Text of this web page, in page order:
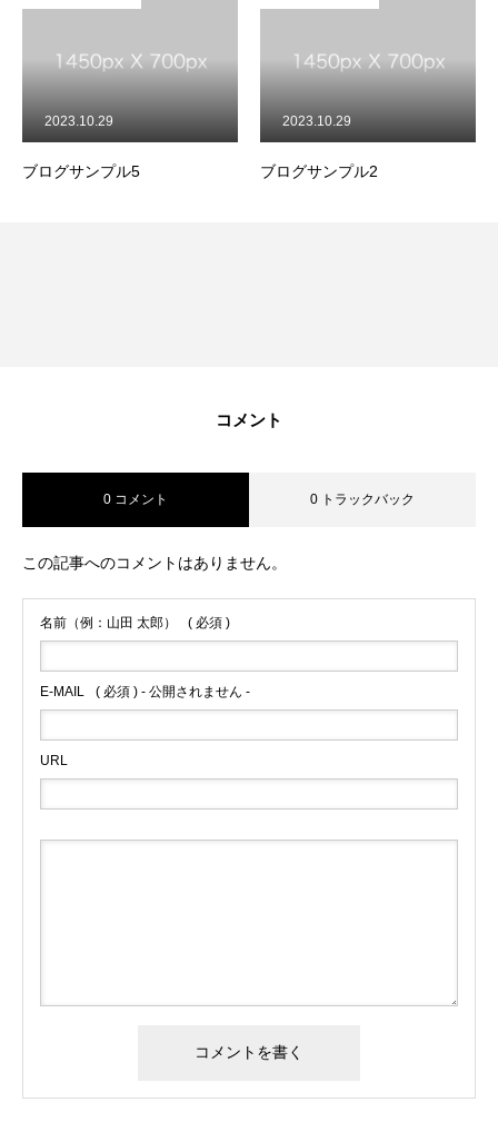
基本を知る
会社を知る
仲間を知る
お知らせ
よくある質問
サンプル5 ブログサンプル2
2023.10.29
コメント
0 コメント 0 トラックバック
この記事へのコメントはありません。
名前（例：山田 太郎） ( 必須 )
E-MAIL ( 必須 ) - 公開されません -
URL